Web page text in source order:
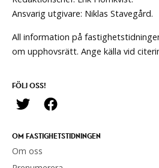
Ansvarig utgivare: Niklas Stavegård.
All information på
om upphovsrätt. Ange källa vid
FÖLJ OSS!
OM FASTIGHETSTIDNINGEN
Om oss